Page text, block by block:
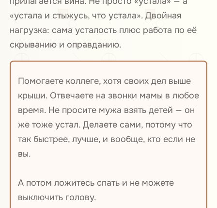
«устала и стыжусь, что устала». Двойная
нагрузка: сама усталость плюс работа по её
скрыванию и оправданию.
Помогаете коллеге, хотя своих дел выше
крыши. Отвечаете на звонки мамы в любое
время. Не просите мужа взять детей — он
же тоже устал. Делаете сами, потому что
так быстрее, лучше, и вообще, кто если не
вы.
А потом ложитесь спать и не можете
выключить голову.